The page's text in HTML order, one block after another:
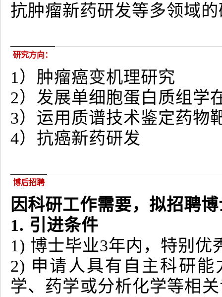
抗肿瘤新药研发等多领域
研究方向：
1）肿瘤癌变机理研究
2）发展单细胞蛋白质组学
3）运用质谱技术鉴定药物
4）抗癌新药研发
博后招聘
因科研工作需要，拟招聘
1. 引进条件
1) 博士毕业3年内，特别优
2) 申请人具有自主科研
学、药学或分析化学等相